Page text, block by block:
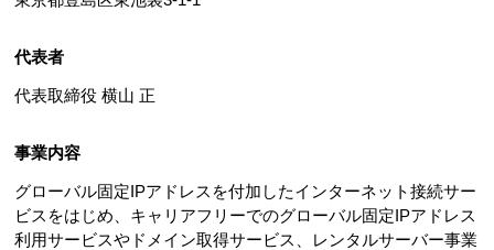
代表者
代表取締役 横山 正
事業内容
グローバル固定IPアドレスを付加したインターネット接続サー
ビスをはじめ、キャリアフリーでのグローバル固定IPアドレス
利用サービスやドメイン取得サービス、レンタルサーバー事業